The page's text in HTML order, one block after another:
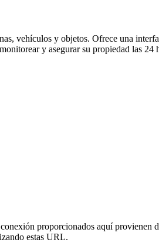
vehículos y objetos. Ofrece una
y asegurar su propiedad las 24
proporcionados aquí provienen
estas URL.